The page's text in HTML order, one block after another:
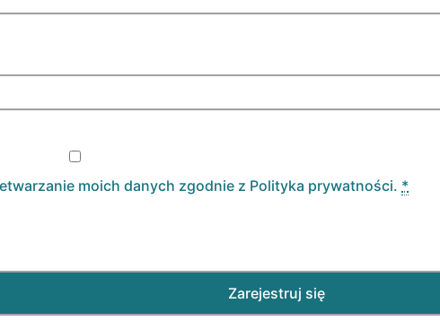
moich danych zgodnie z Polityka prywatności. *